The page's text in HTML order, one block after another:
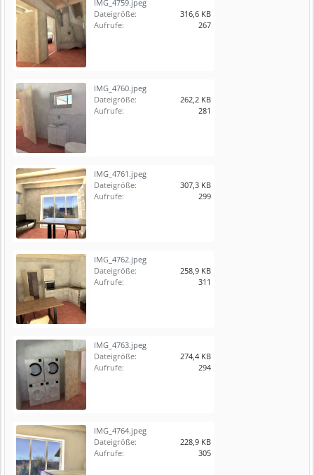
IMG_4759.jpeg
Dateigröße:
316,6 KB
Aufrufe:
267
IMG_4760.jpeg
Dateigröße:
262,2 KB
Aufrufe:
281
IMG_4761.jpeg
Dateigröße:
307,3 KB
Aufrufe:
299
IMG_4762.jpeg
Dateigröße:
258,9 KB
Aufrufe:
311
IMG_4763.jpeg
Dateigröße:
274,4 KB
Aufrufe:
294
IMG_4764.jpeg
Dateigröße:
228,9 KB
Aufrufe:
305